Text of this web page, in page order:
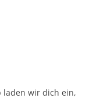
laden wir dich ein,